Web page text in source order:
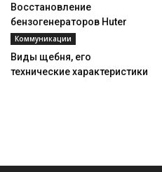
Восстановление
бензогенераторов Huter
Коммуникации
Виды щебня, его
технические характеристики